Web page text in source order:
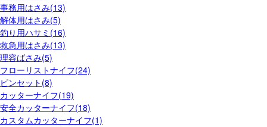
事務用はさみ(13)
解体用はさみ(5)
釣り用ハサミ(16)
救急用はさみ(13)
理容ばさみ(5)
フローリストナイフ(24)
ピンセット(8)
カッターナイフ(19)
安全カッターナイフ(18)
カスタムカッターナイフ(1)